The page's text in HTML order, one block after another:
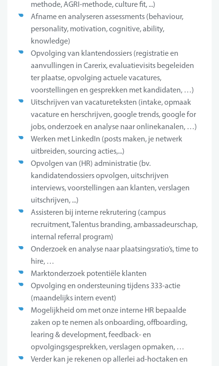
methode, AGRI-methode, culture fit, ...)
Afname en analyseren assessments (behaviour,
personality, motivation, cognitive, ability,
knowledge)
Opvolging van klantendossiers (registratie en
aanvullingen in Carerix, evaluatievisits begeleiden
ter plaatse, opvolging actuele vacatures,
voorstellingen en gesprekken met kandidaten, …)
Uitschrijven van vacatureteksten (intake, opmaak
vacature en herschrijven, google trends, google for
jobs, onderzoek en analyse naar onlinekanalen, …)
Werken met LinkedIn (posts maken, je netwerk
uitbreiden, sourcing acties,...)
Opvolgen van (HR) administratie (bv.
kandidatendossiers opvolgen, uitschrijven
interviews, voorstellingen aan klanten, verslagen
uitschrijven, ...)
Assisteren bij interne rekrutering (campus
recruitment, Talentus branding, ambassadeurschap,
internal referral program)
Onderzoek en analyse naar plaatsingsratio’s, time to
hire, …
Marktonderzoek potentiële klanten
Opvolging en ondersteuning tijdens 333-actie
(maandelijks intern event)
Mogelijkheid om met onze interne HR bepaalde
zaken op te nemen als onboarding, offboarding,
learing & development, feedback- en
opvolgingsgesprekken, verslagen opmaken, …
Verder kan je rekenen op allerlei ad-hoctaken en